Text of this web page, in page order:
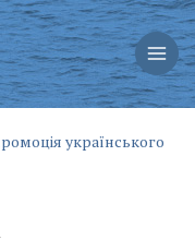
українського